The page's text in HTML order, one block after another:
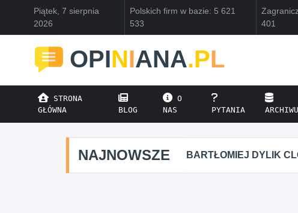
Piątek, 7 sierpnia
2026
Polskich firm w bazie: 5 621
533
401
OPINIANA.PL
STRONA
GŁÓWNA
BLOG
O
NAS
PYTANIA
NAJNOWSZEBARTŁOMIEJ DYLIK CLOUDY